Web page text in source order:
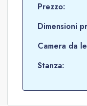
Prezzo:
Dimensioni
Camera da
Stanza: